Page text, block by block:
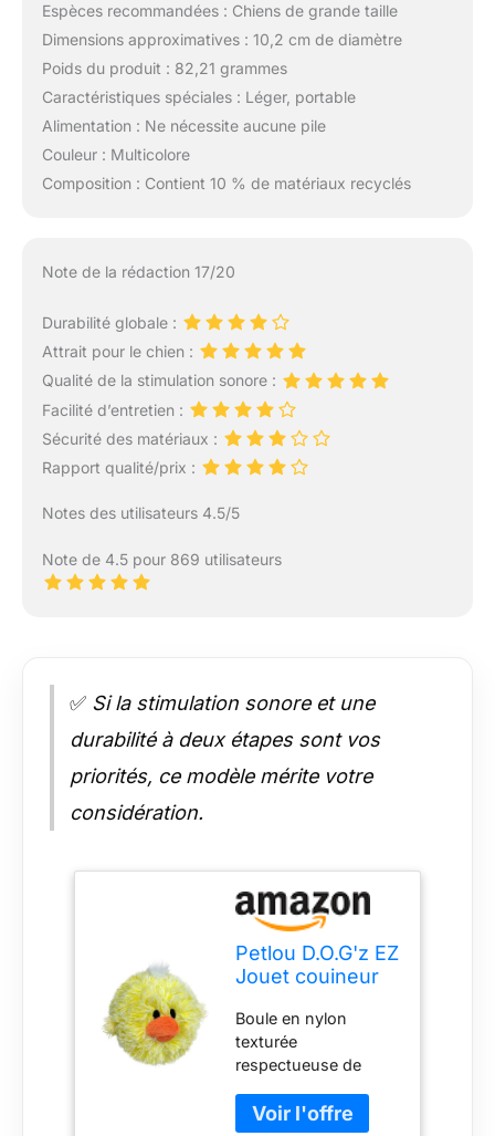
Espèces recommandées : Chiens de grande taille
Dimensions approximatives : 10,2 cm de diamètre
Poids du produit : 82,21 grammes
Caractéristiques spéciales : Léger, portable
Alimentation : Ne nécessite aucune pile
Couleur : Multicolore
Composition : Contient 10 % de matériaux recyclés
Note de la rédaction 17/20
Durabilité globale :
Attrait pour le chien :
Qualité de la stimulation sonore :
Facilité d’entretien :
Sécurité des matériaux :
Rapport qualité/prix :
Notes des utilisateurs 4.5/5
Note de 4.5 pour 869 utilisateurs
✅ Si la stimulation sonore et une
durabilité à deux étapes sont vos
priorités, ce modèle mérite votre
considération.
Petlou D.O.G'z EZ
Jouet couineur
chien
Boule en nylon
texturée
respectueuse de
recouverte de